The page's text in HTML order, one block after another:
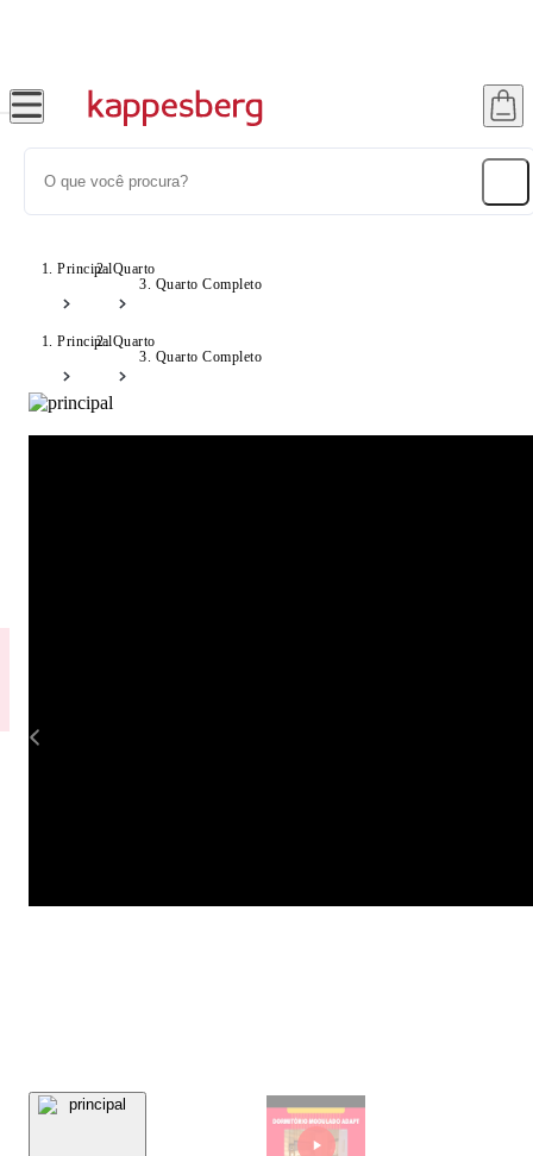
PrincipalQuarto
Quarto Completo
PrincipalQuarto
Quarto Completo